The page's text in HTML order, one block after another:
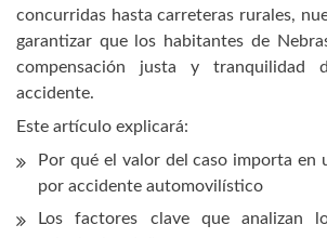
concurridas hasta carreteras rurales,
garantizar que los habitantes de
compensación justa y tranquilidad
accidente.
Este artículo explicará:
Por qué el valor del caso importa en
por accidente automovilístico
Los factores clave que analizan